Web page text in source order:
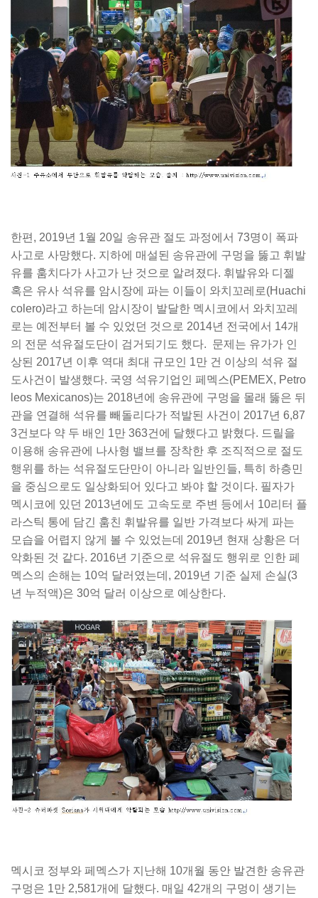
한편, 2019년 1월 20일 송유관 절도 과정에서 73명이 폭파
사고로 사망했다. 지하에 매설된 송유관에 구멍을 뚫고 휘발
유를 훔치다가 사고가 난 것으로 알려졌다. 휘발유와 디젤
혹은 유사 석유를 암시장에 파는 이들이 와치꼬레로(Huachi
colero)라고 하는데 암시장이 발달한 멕시코에서 와치꼬레
로는 예전부터 볼 수 있었던 것으로 2014년 전국에서 14개
의 전문 석유절도단이 검거되기도 했다. 문제는 유가가 인
상된 2017년 이후 역대 최대 규모인 1만 건 이상의 석유 절
도사건이 발생했다. 국영 석유기업인 페멕스(PEMEX, Petro
leos Mexicanos)는 2018년에 송유관에 구멍을 몰래 뚫은 뒤
관을 연결해 석유를 빼돌리다가 적발된 사건이 2017년 6,87
3건보다 약 두 배인 1만 363건에 달했다고 밝혔다. 드릴을
이용해 송유관에 나사형 밸브를 장착한 후 조직적으로 절도
행위를 하는 석유절도단만이 아니라 일반인들, 특히 하층민
을 중심으로도 일상화되어 있다고 봐야 할 것이다. 필자가
멕시코에 있던 2013년에도 고속도로 주변 등에서 10리터 플
라스틱 통에 담긴 훔친 휘발유를 일반 가격보다 싸게 파는
모습을 어렵지 않게 볼 수 있었는데 2019년 현재 상황은 더
악화된 것 같다. 2016년 기준으로 석유절도 행위로 인한 페
멕스의 손해는 10억 달러였는데, 2019년 기준 실제 손실(3
년 누적액)은 30억 달러 이상으로 예상한다.
멕시코 정부와 페멕스가 지난해 10개월 동안 발견한 송유관
구멍은 1만 2,581개에 달했다. 매일 42개의 구멍이 생기는